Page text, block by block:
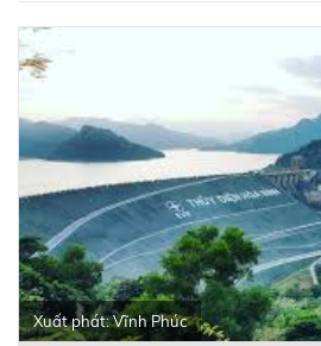
Xuất phát: Vĩnh Phúc